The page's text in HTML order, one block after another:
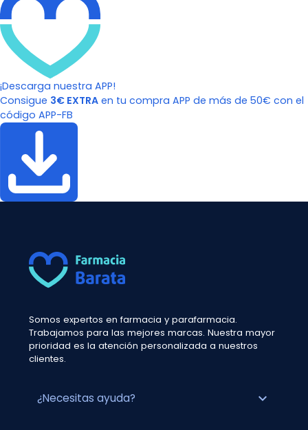
¡Descarga nuestra APP!
Consigue 3€ EXTRA en tu compra APP de más de 50€ con el
código APP-FB
Somos expertos en farmacia y parafarmacia.
Trabajamos para las mejores marcas. Nuestra mayor
prioridad es la atención personalizada a nuestros
clientes.
¿Necesitas ayuda? expand_more